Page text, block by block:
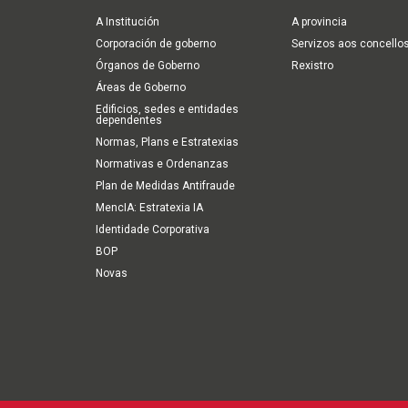
navigation
A Institución
Corporación de goberno
Órganos de Goberno
Áreas de Goberno
Edificios, sedes e entidades
dependentes
Normas, Plans e Estratexias
Normativas e Ordenanzas
Plan de Medidas Antifraude
MencIA: Estratexia IA
Identidade Corporativa
BOP
Novas
A provincia
Servizos aos concellos
Rexistro